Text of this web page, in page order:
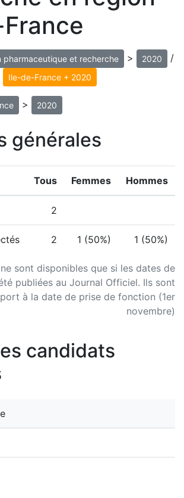
pharmaceutique et recherche > 2020 /
Ile-de-France + 2020
> 2020
générales
sont disponibles que si les dates de
publiées au Journal Officiel. Ils sont
à la date de prise de fonction (1er
novembre)
Tous Femmes Hommes
2
2 1 (50%) 1 (50%)
candidats